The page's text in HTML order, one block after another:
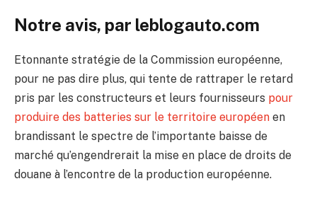
Notre avis, par leblogauto.com
Etonnante stratégie de la Commission européenne,
pour ne pas dire plus, qui tente de rattraper le retard
pris par les constructeurs et leurs fournisseurs pour
produire des batteries sur le territoire européen en
brandissant le spectre de l’importante baisse de
marché qu’engendrerait la mise en place de droits de
douane à l’encontre de la production européenne.